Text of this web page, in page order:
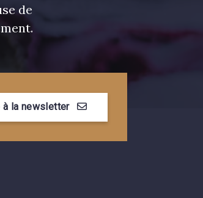
de
à la newsletter